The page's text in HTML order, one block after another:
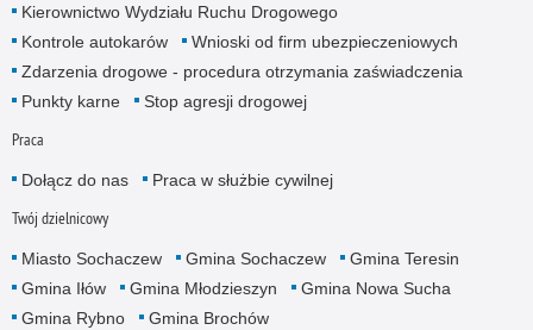
Kierownictwo Wydziału Ruchu Drogowego
Kontrole autokarów
Wnioski od firm ubezpieczeniowych
Zdarzenia drogowe - procedura otrzymania zaświadczenia
Punkty karne
Stop agresji drogowej
Praca
Dołącz do nas Praca w służbie cywilnej
Twój dzielnicowy
Miasto Sochaczew Gmina Sochaczew
Gmina Teresin
Gmina Iłów
Gmina Młodzieszyn
Gmina Nowa Sucha
Gmina Rybno
Gmina Brochów